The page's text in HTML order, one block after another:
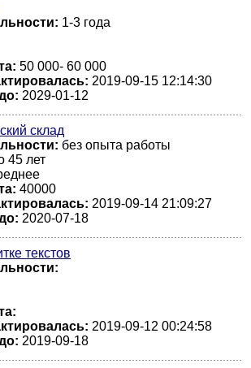
1-3 года
50 000- 60 000
2019-09-15 12:14:30
2029-01-12
склад
без опыта работы
45 лет
40000
2019-09-14 21:09:27
2020-07-18
текстов
2019-09-12 00:24:58
2019-09-18